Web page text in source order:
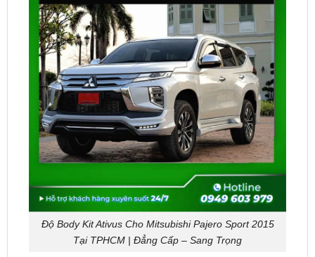
Độ Body Kit Ativus Cho Mitsubishi Pajero Sport 2015
Tại TPHCM | Đẳng Cấp – Sang Trọng
Body Kit Ativus Ô Tô Mitsubishi Pajero